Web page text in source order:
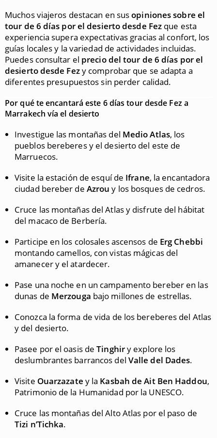
Muchos viajeros destacan en susopiniones sobre el
tour de 6 días por el desierto desde Fez que esta
experiencia supera expectativas gracias al confort, los
guías locales y la variedad de actividades incluidas.
Puedes consultar el precio del tour de 6 días por el
desierto desde Fezy comprobar que se adapta a
diferentes presupuestos sin perder calidad.
Por qué te encantará este 6 días tour desde Fez a
Marrakech vía el desierto
Investigue las montañas del Medio Atlas, los
pueblos bereberes y el desierto del este de
Marruecos.
Visite la estación de esquí de Ifrane, la encantadora
ciudad bereber de Azrou y los bosques de cedros.
Cruce las montañas del Atlas y disfrute del hábitat
del macaco de Berbería.
Participe en los colosales ascensos de Erg Chebbi
montando camellos, con vistas mágicas del
amanecer y el atardecer.
Pase una noche en un campamento bereber en las
dunas de Merzouga bajo millones de estrellas.
Conozca la forma de vida de los bereberes del Atlas
y del desierto.
Pasee por el oasis deTinghiry explore los
deslumbrantes barrancos del Valle del Dades.
Visite Ouarzazate y la Kasbah de Ait Ben Haddou,
Patrimonio de la Humanidad por la UNESCO.
Cruce las montañas del Alto Atlas por el paso de
Tizi n’Tichka.